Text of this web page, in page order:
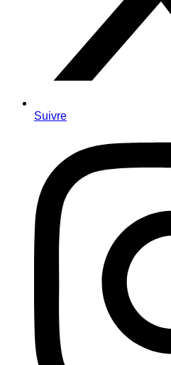
Suivre